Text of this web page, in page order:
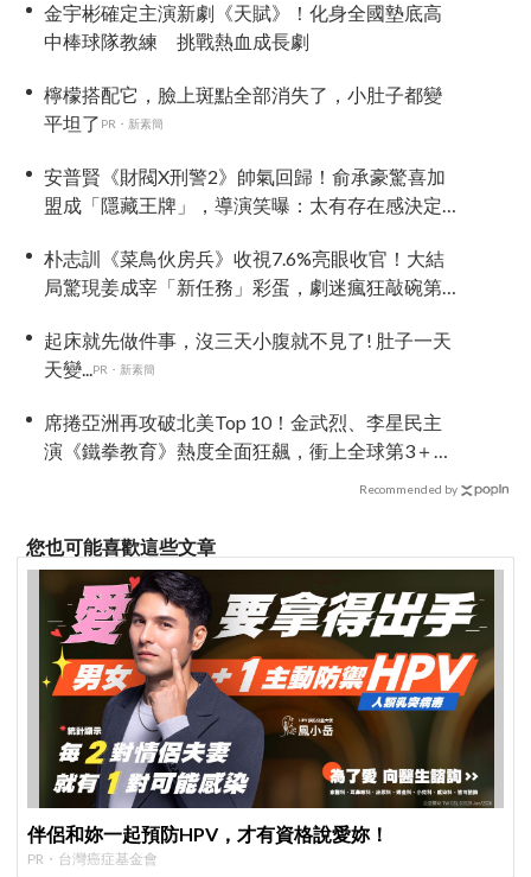
金宇彬確定主演新劇《天賦》！化身全國墊底高
中棒球隊教練 挑戰熱血成長劇
檸檬搭配它，臉上斑點全部消失了，小肚子都變
平坦了 PR・新素簡
安普賢《財閥X刑警2》帥氣回歸！俞承豪驚喜加
盟成「隱藏王牌」，導演笑曝：太有存在感決定
朴志訓《菜鳥伙房兵》收視7.6%亮眼收官！大結
局驚現姜成宰「新任務」彩蛋，劇迷瘋狂敲碗第
起床就先做件事，沒三天小腹就不見了! 肚子一天
天變...PR・新素簡
席捲亞洲再攻破北美Top 10！金武烈、李星民主
演《鐵拳教育》熱度全面狂飆，衝上全球第3＋橫
Recommended by
您也可能喜歡這些文章
伴侶和妳一起預防HPV，才有資格說愛妳！
PR・台灣癌症基金會